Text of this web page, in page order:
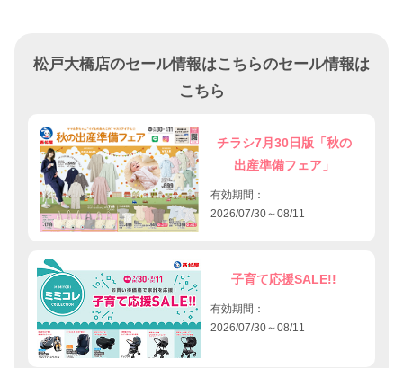
松戸大橋店のセール情報はこちらのセール情報は
こちら
チラシ7月30日版「秋の
出産準備フェア」
有効期間：
2026/07/30～08/11
子育て応援SALE!!
有効期間：
2026/07/30～08/11